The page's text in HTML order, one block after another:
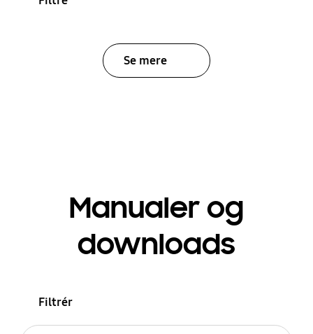
Se mere
Manualer og
downloads
Filtrér